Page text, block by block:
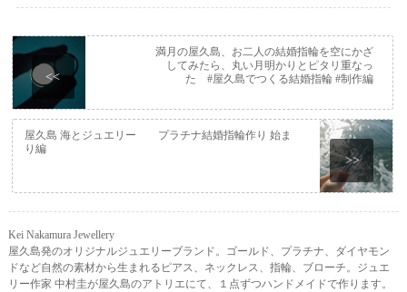
<<
満月の屋久島、お二人の結婚指輪を空にかざ
してみたら、丸い月明かりとピタリ重なっ
た #屋久島でつくる結婚指輪 #制作編
>>
屋久島 海とジュエリー プラチナ結婚指輪作り 始ま
り編
Kei Nakamura Jewellery
屋久島発のオリジナルジュエリーブランド。ゴールド、プラチナ、ダイヤモン
ドなど自然の素材から生まれるピアス、ネックレス、指輪、ブローチ。ジュエ
リー作家 中村圭が屋久島のアトリエにて、１点ずつハンドメイドで作ります。